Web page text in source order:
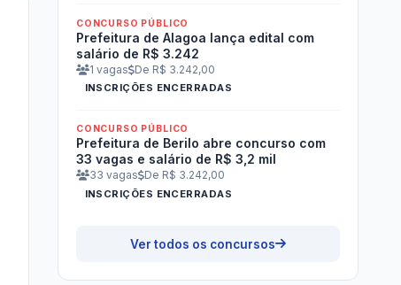
CONCURSO PÚBLICO
Prefeitura de Alagoa lança edital com
salário de R$ 3.242
1 vagas De R$ 3.242,00
INSCRIÇÕES ENCERRADAS
CONCURSO PÚBLICO
Prefeitura de Berilo abre concurso com
33 vagas e salário de R$ 3,2 mil
33 vagas De R$ 3.242,00
INSCRIÇÕES ENCERRADAS
Ver todos os concursos